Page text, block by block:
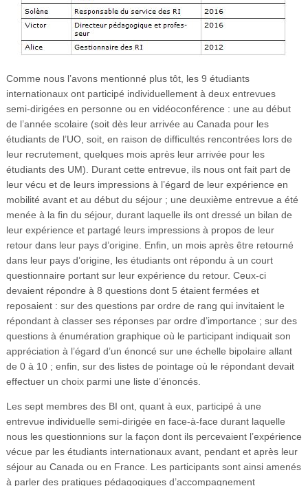
Comme nous l’avons mentionné plus tôt, les 9 étudiants
internationaux ont participé individuellement à deux entrevues
semi-dirigées en personne ou en vidéoconférence : une au début
de l’année scolaire (soit dès leur arrivée au Canada pour les
étudiants de l’UO, soit, en raison de difficultés rencontrées lors de
leur recrutement, quelques mois après leur arrivée pour les
étudiants des UM). Durant cette entrevue, ils nous ont fait part de
leur vécu et de leurs impressions à l’égard de leur expérience en
mobilité avant et au début du séjour ; une deuxième entrevue a été
menée à la fin du séjour, durant laquelle ils ont dressé un bilan de
leur expérience et partagé leurs impressions à propos de leur
retour dans leur pays d’origine. Enfin, un mois après être retourné
dans leur pays d’origine, les étudiants ont répondu à un court
questionnaire portant sur leur expérience du retour. Ceux-ci
devaient répondre à 8 questions dont 5 étaient fermées et
reposaient : sur des questions par ordre de rang qui invitaient le
répondant à classer ses réponses par ordre d’importance ; sur des
questions à énumération graphique où le participant indiquait son
appréciation à l’égard d’un énoncé sur une échelle bipolaire allant
de 0 à 10 ; enfin, sur des listes de pointage où le répondant devait
effectuer un choix parmi une liste d’énoncés.
Les sept membres des BI ont, quant à eux, participé à une
entrevue individuelle semi-dirigée en face-à-face durant laquelle
nous les questionnions sur la façon dont ils percevaient l’expérience
vécue par les étudiants internationaux avant, pendant et après leur
séjour au Canada ou en France. Les participants sont ainsi amenés
à parler des pratiques pédagogiques d’accompagnement